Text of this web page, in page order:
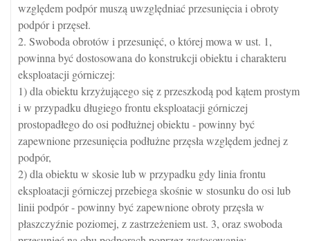
względem podpór muszą uwzględniać przesunięcia i obroty
podpór i przęseł.
2. Swoboda obrotów i przesunięć, o której mowa w ust. 1,
powinna być dostosowana do konstrukcji obiektu i charakteru
eksploatacji górniczej:
1) dla obiektu krzyżującego się z przeszkodą pod kątem prostym
i w przypadku długiego frontu eksploatacji górniczej
prostopadłego do osi podłużnej obiektu - powinny być
zapewnione przesunięcia podłużne przęsła względem jednej z
podpór,
2) dla obiektu w skosie lub w przypadku gdy linia frontu
eksploatacji górniczej przebiega skośnie w stosunku do osi lub
linii podpór - powinny być zapewnione obroty przęsła w
płaszczyźnie poziomej, z zastrzeżeniem ust. 3, oraz swoboda